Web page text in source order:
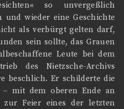
so unvergeßlich
und wieder eine Geschichte
als verbürgt gelten darf,
sein sollte, das Grauen
Leute bei dem
des Nietzsche-Archivs
beschlich. Er schilderte die
– mit dem oberen Ende an
zur Feier eines der letzten